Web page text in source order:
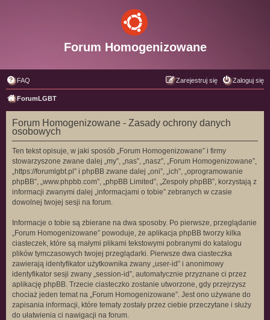
Forum Homogenizowane
FAQ Zaloguj się
Zarejestruj się
ForumLGBT
Forum Homogenizowane - Zasady ochrony danych
osobowych
Ten tekst opisuje, w jaki sposób „Forum Homogenizowane” i firmy
stowarzyszone zwane dalej „my”, „nas”, „nasz”, „Forum Homogenizowane”,
„https://forumlgbt.pl” i phpBB zwane dalej „oni”, „ich”, „oprogramowanie
phpBB”, „www.phpbb.com”, „phpBB Limited”, „Zespoły phpBB”, korzystają z
informacji zwanymi dalej „informacjami o tobie” zebranych w czasie
dowolnej twojej sesji na forum.
Informacje o tobie są zbierane na dwa sposoby. Po pierwsze, przeglądanie
„Forum Homogenizowane” powoduje, że aplikacja phpBB tworzy kilka
ciasteczek, które są małymi plikami tekstowymi pobranymi do katalogu
plików tymczasowych twojej przeglądarki. Pierwsze dwa ciasteczka
zawierają identyfikator użytkownika zwany „user-id” i anonimowy
identyfikator sesji zwany „session-id”, automatycznie przyznane ci przez
aplikację phpBB. Trzecie ciasteczko zostanie utworzone, gdy przejrzysz
chociaż jeden temat na „Forum Homogenizowane”. Jest ono używane do
zapisania informacji, które tematy zostały przez ciebie przeczytane i służy
do ułatwienia ci nawigacji na forum.